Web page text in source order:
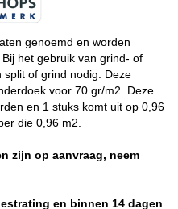
genoemd en worden
het gebruik van grind- of
of grind nodig. Deze
voor 70 gr/m2. Deze
en 1 stuks komt uit op 0,96
die 0,96 m2.
zijn op aanvraag, neem
en binnen 14 dagen